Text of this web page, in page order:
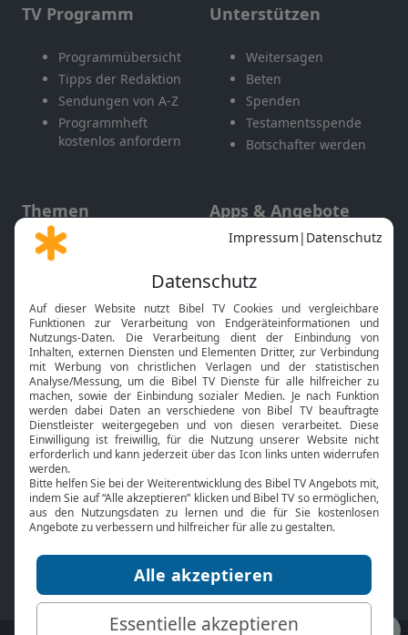
TV Programm
Programmübersicht
Tipps der Redaktion
Sendungen von A-Z
Programmheft
kostenlos anfordern
Unterstützen
Weitersagen
Beten
Spenden
Testamentsspende
Botschafter werden
Themen
Gott und Bibel erklärt
Neuigkeiten
Apps & Angebote
Mobile App
Smart TV
HbbTV
Bibelthek Online-Bibel
Nächster Gottesdienst
Bibel TV
Über uns
Jobs
Mediadaten
Service
Kontakt
TV-Empfang